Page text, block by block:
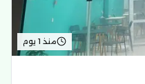
منذ 1 يوم